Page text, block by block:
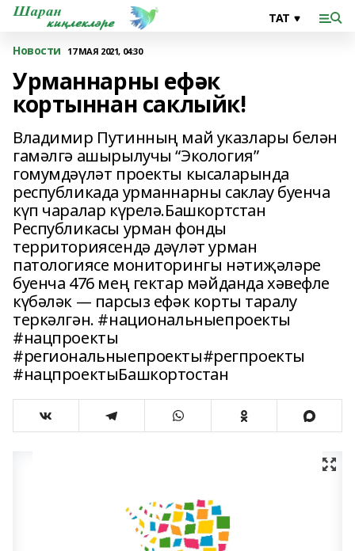
Новости 17 МАЯ 2021, 04:30
Урманнарны ефәк
кортыннан саклыйк!
Владимир Путинның май указлары белән
гамәлгә ашырылучы “Экология”
гомумдәүләт проекты кысаларында
республикада урманнарны саклау буенча
күп чаралар күрелә.Башкортстан
Республикасы урман фонды
территориясендә дәүләт урман
патологиясе мониторингы нәтиҗәләре
буенча 476 мең гектар мәйданда хәвефле
күбәләк — парсыз ефәк корты таралу
теркәлгән. #национальныепроекты
#нацпроекты
#региональныепроекты#регпроекты
#нацпроектыБашкортостан